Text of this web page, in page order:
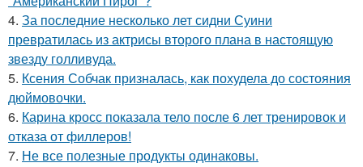
4. За последние несколько лет сидни Суини
превратилась из актрисы второго плана в настоящую
звезду голливуда.
5. Ксения Собчак призналась, как похудела до состояния
дюймовочки.
6. Карина кросс показала тело после 6 лет тренировок и
отказа от филлеров!
7. Не все полезные продукты одинаковы.